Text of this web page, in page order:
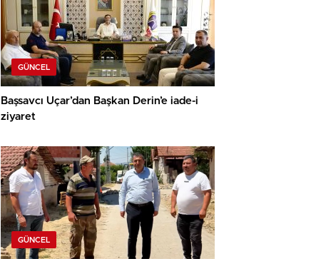
GÜNCEL
Başsavcı Uçar’dan Başkan Derin’e iade-i
ziyaret
GÜNCEL